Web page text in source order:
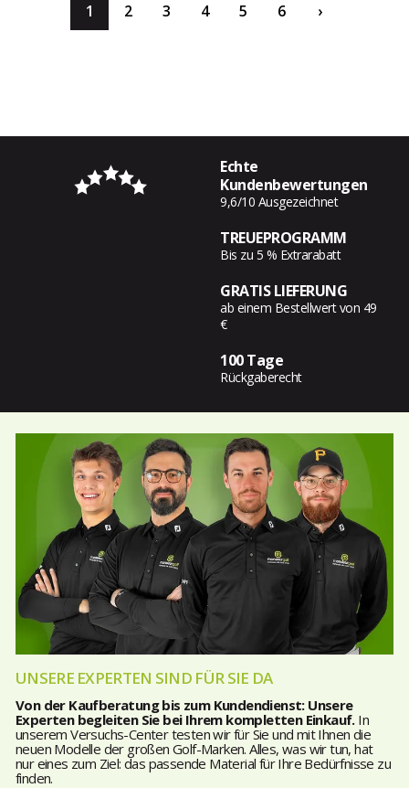
1 2 3 4 5 6 ›
Echte
Kundenbewertungen
9,6/10 Ausgezeichnet
TREUEPROGRAMM
Bis zu 5 % Extrarabatt
GRATIS LIEFERUNG
ab einem Bestellwert von 49
€
100 Tage
Rückgaberecht
UNSERE EXPERTEN SIND FÜR SIE DA
Von der Kaufberatung bis zum Kundendienst: Unsere
Experten begleiten Sie bei Ihrem kompletten Einkauf.In
unserem Versuchs-Center testen wir für Sie und mit Ihnen die
neuen Modelle der großen Golf-Marken. Alles, was wir tun, hat
nur eines zum Ziel: das passende Material für Ihre Bedürfnisse zu
finden.